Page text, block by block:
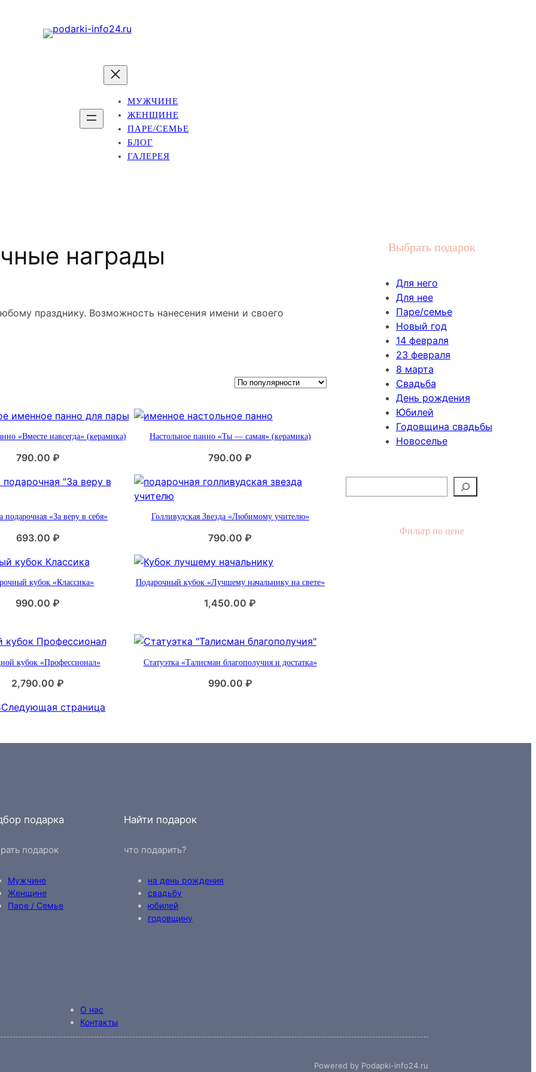
МУЖЧИНЕ
ЖЕНЩИНЕ
ПАРЕ/СЕМЬЕ
БЛОГ
ГАЛЕРЕЯ
награды
празднику. Возможность нанесения имени и своего
«Вместе навсегда» (керамика)
790.00 ₽
Настольное панно «Ты — самая» (керамика)
790.00₽
подарочная «За веру в себя»
693.00 ₽
Голливудская Звезда «Любимому учителю»
790.00₽
кубок «Классика»
990.00₽
Подарочный кубок «Лучшему начальнику на свете»
1,450.00₽
кубок «Профессионал»
2,790.00₽
Статуэтка «Талисман благополучия и достатка»
990.00 ₽
Следующая страница
Выбрать подарок
Для него
Для нее
Паре/семье
Новый год
14 февраля
23 февраля
8 марта
Свадьба
День рождения
Юбилей
Годовщина свадьбы
Новоселье
о
Фильтр по цене
подарка
подарок
Мужчине
Женщине
Паре / Семье
Найти подарок
что подарить?
на день рождения
свадьбу
юбилей
годовщину
О нас
Контакты
Powered by Podapki-info24.ru